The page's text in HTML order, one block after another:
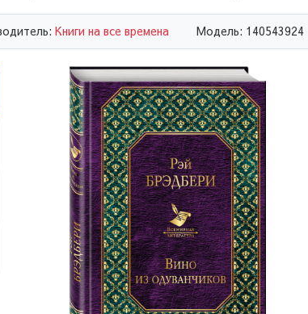
Книги на все времена Модель: 140543924